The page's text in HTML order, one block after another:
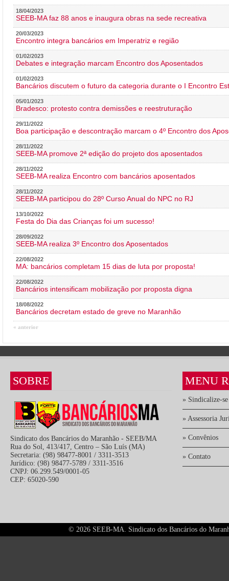
18/04/2023
SEEB-MA faz 88 anos e inaugura obras na sede recreativa
20/03/2023
Encontro integra bancários em Imperatriz e região
01/02/2023
Debates e integração marcam Encontro dos Aposentados
01/02/2023
Bancários discutem o futuro da categoria durante o I Encontro
05/01/2023
Bradesco: protesto contra demissões e reestruturação
29/11/2022
Boa participação e descontração marcam o 4º Encontro dos
28/11/2022
SEEB-MA promove 2ª edição do projeto dos aposentados
28/11/2022
SEEB-MA realiza Encontro com bancários aposentados
28/11/2022
SEEB-MA participou do 28º Curso Anual do NPC no RJ
13/10/2022
Festa do Dia das Crianças foi um sucesso!
28/09/2022
SEEB-MA realiza 3º Encontro dos Aposentados
22/08/2022
MA: bancários completam 15 dias de luta por proposta!
22/08/2022
Bancários intensificam mobilização por proposta digna
18/08/2022
Bancários decretam estado de greve no Maranhão
« anterior
SOBRE
Sindicato dos Bancários do Maranhão - SEEB/MA
Rua do Sol, 413/417, Centro – São Luís (MA)
Secretaria: (98) 98477-8001 / 3311-3513
Jurídico: (98) 98477-5789 / 3311-3516
CNPJ: 06.299.549/0001-05
CEP: 65020-590
MENU
» Sindicalize-se
» Assessoria
» Convênios
» Contato
© 2026 SEEB-MA. Sindicato dos Bancários do